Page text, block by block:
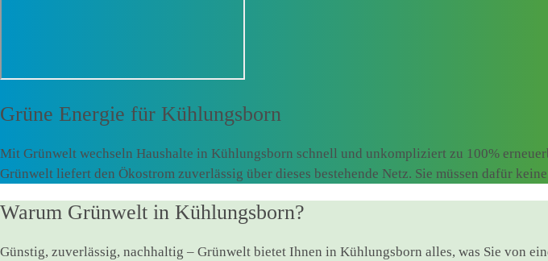
Grüne Energie für Kühlungsborn
Mit Grünwelt wechseln Haushalte in Kühlungsborn schnell und unkompliziert zu 100%
Grünwelt liefert den Ökostrom zuverlässig über dieses bestehende Netz. Sie müssen dafür
Warum Grünwelt in Kühlungsborn?
Günstig, zuverlässig, nachhaltig – Grünwelt bietet Ihnen in Kühlungsborn alles, was Sie von